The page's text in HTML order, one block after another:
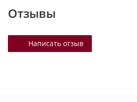
Отзывы
Написать отзыв